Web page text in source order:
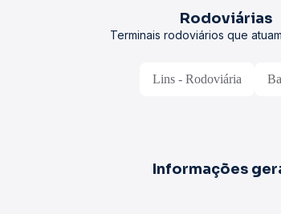
Rodoviárias
Terminais rodoviários que
Lins - Rodoviária
Informações